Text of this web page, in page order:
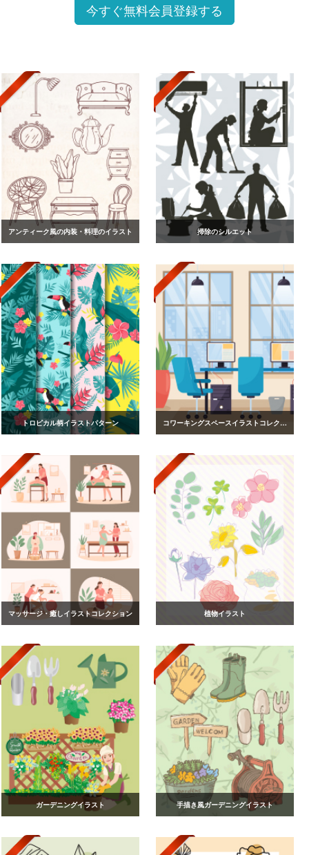
今すぐ無料会員登録する
アンティーク風の内装・料理のイラスト 掃除のシルエット
トロピカル柄イラストパターン コワーキングスペースイラストコレクション
マッサージ・癒しイラストコレクション 植物イラスト
ガーデニングイラスト 手描き風ガーデニングイラスト